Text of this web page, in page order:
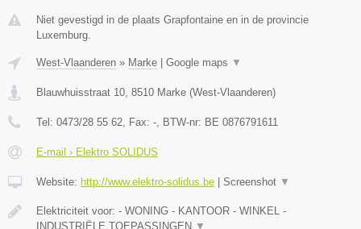
Niet gevestigd in de plaats Grapfontaine en in de provincie
Luxemburg.
West-Vlaanderen » Marke | Google maps ▼
Blauwhuisstraat 10 8510 Marke (West-Vlaanderen)
Tel: 0473/28 55 62 , Fax: - , BTW-nr: BE 0876791611
E-mail › Elektro SOLIDUS
Website: http://www.elektro-solidus.be | Screenshot ▼
Elektriciteit voor: - WONING - KANTOOR - WINKEL -
INDUSTRIËLE TOEPASSINGEN ▼